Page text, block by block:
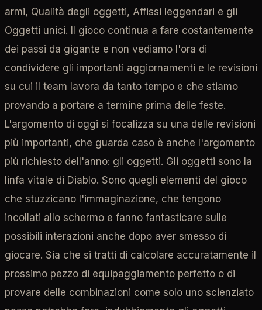
armi, Qualità degli oggetti, Affissi leggendari e gli
Oggetti unici. Il gioco continua a fare costantemente
dei passi da gigante e non vediamo l'ora di
condividere gli importanti aggiornamenti e le revisioni
su cui il team lavora da tanto tempo e che stiamo
provando a portare a termine prima delle feste.
L'argomento di oggi si focalizza su una delle revisioni
più importanti, che guarda caso è anche l'argomento
più richiesto dell'anno: gli oggetti. Gli oggetti sono la
linfa vitale di Diablo. Sono quegli elementi del gioco
che stuzzicano l'immaginazione, che tengono
incollati allo schermo e fanno fantasticare sulle
possibili interazioni anche dopo aver smesso di
giocare. Sia che si tratti di calcolare accuratamente il
prossimo pezzo di equipaggiamento perfetto o di
provare delle combinazioni come solo uno scienziato